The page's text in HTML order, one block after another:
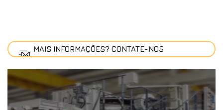
MAIS INFORMAÇÕES? CONTATE-NOS